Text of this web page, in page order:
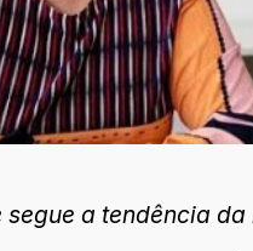
a tendência